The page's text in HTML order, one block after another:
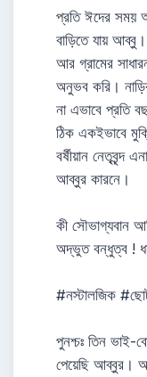
প্রতি ঈদের সময়
বাড়িতে যায়
আর গ্রামের
অনুভব করি।
না এভাবে প্রতি
ঠিক একইভাবে
বর্ষীয়ান নেতৃবৃন্দ
আব্বুর কারনে।
কী সৌভাগ্যবান
অদ্ভুত বন্ধুত্ব !
#নস্টালজিক
পুনশ্চঃ তিন ভাই-
পেয়েছি আব্বুর।